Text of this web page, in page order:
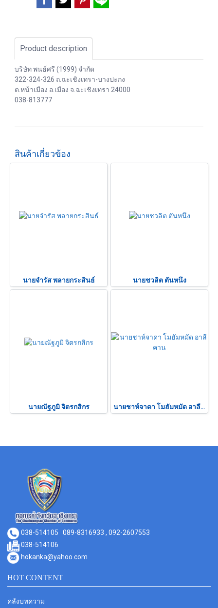
Product description
บริษัท พนธ์ศรี (1999) จำกัด
322-324-326 ถ.ฉะเชิงเทรา-บางปะกง
ต.หน้าเมือง อ.เมือง จ.ฉะเชิงเทรา 24000
038-813777
สินค้าเกี่ยวข้อง
นายจำรัส พลายกระสินธ์ นายชวลิต ตันหนึง
นายณัฐภูมิ จิตรกสิกร นายชาห์จาดา โมฮัมหมัด อาลี คาน
038-514105 089-8316933 , 092-2607553
038-514106
hokanka@yahoo.com
HOT CONTENT
คลังบทความ